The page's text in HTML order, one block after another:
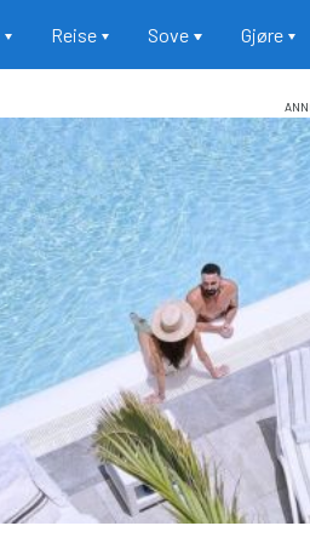
Reise Sove Gjøre